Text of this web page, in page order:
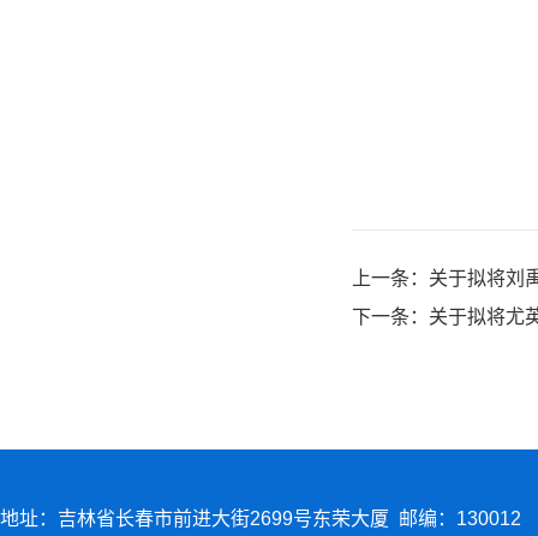
上一条： 关于拟将刘
下一条： 关于拟将尤
地址：吉林省长春市前进大街2699号东荣大厦 邮编：130012